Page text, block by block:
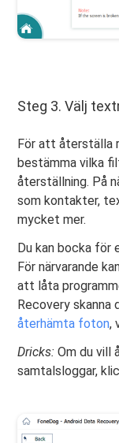
Steg 3. Välj
För att återställa
bestämma vilka
återställning. På
som kontakter,
mycket mer.
Du kan bocka för
För närvarande
att låta
Recovery skanna
återhämta foton,
Dricks: Om du vill
samtalsloggar,